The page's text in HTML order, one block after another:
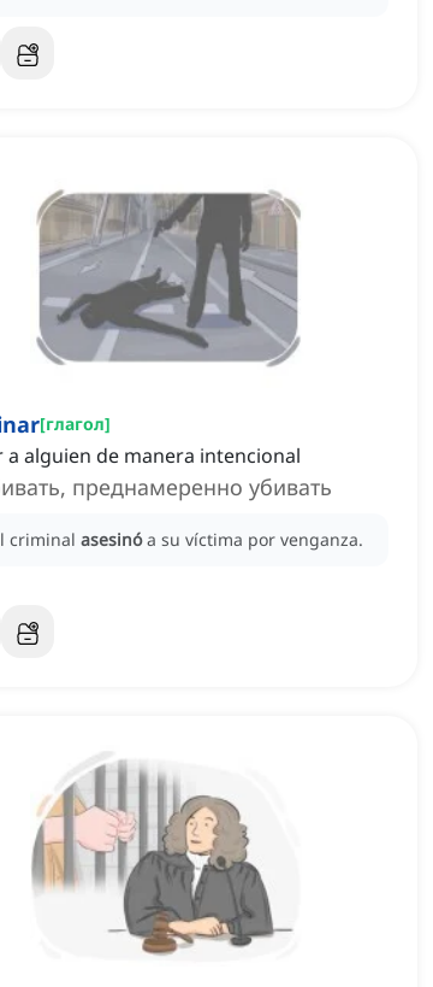
[глагол]
a alguien de manera intencional
преднамеренно убивать
criminal asesinó a su víctima por venganza.